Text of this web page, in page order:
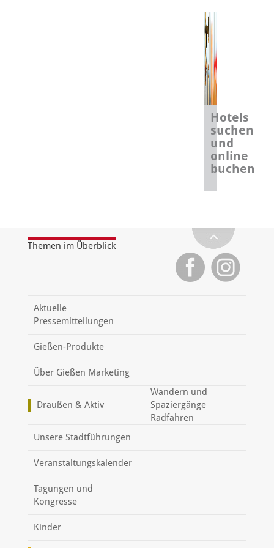
Hotels
suchen
und
online
buchen
Themen im Überblick
Aktuelle
Pressemitteilungen
Gießen-Produkte
Über Gießen Marketing
Draußen & Aktiv
Wandern und
Spaziergänge
Radfahren
Unsere Stadtführungen
Veranstaltungskalender
Tagungen und
Kongresse
Kinder